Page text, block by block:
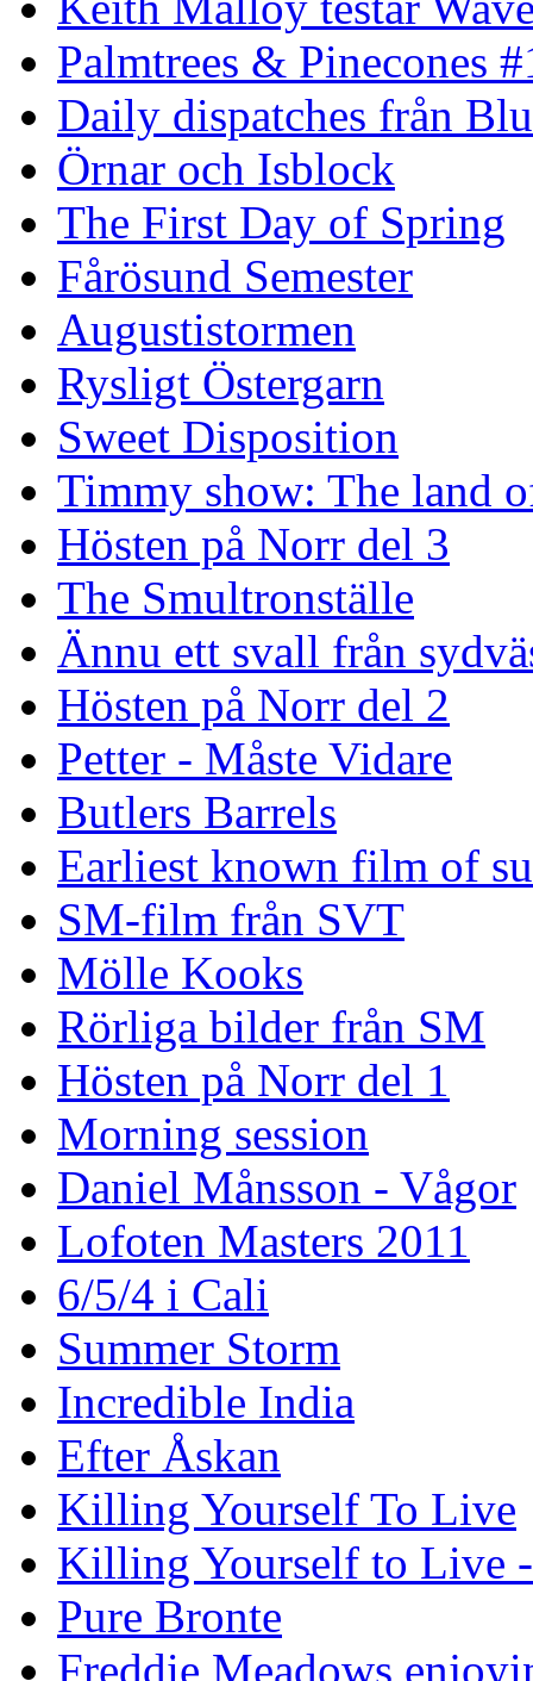
Palmtrees & Pinecones
Daily dispatches från
Örnar och Isblock
The First Day of Spring
Fårösund Semester
Augustistormen
Rysligt Östergarn
Sweet Disposition
Timmy show: The land
Hösten på Norr del 3
The Smultronställe
Ännu ett svall från
Hösten på Norr del 2
Petter - Måste Vidare
Butlers Barrels
Earliest known film of
SM-film från SVT
Mölle Kooks
Rörliga bilder från SM
Hösten på Norr del 1
Morning session
Daniel Månsson - Vågor
Lofoten Masters 2011
6/5/4 i Cali
Summer Storm
Incredible India
Efter Åskan
Killing Yourself To Live
Killing Yourself to Live -
Pure Bronte
Freddie Meadows